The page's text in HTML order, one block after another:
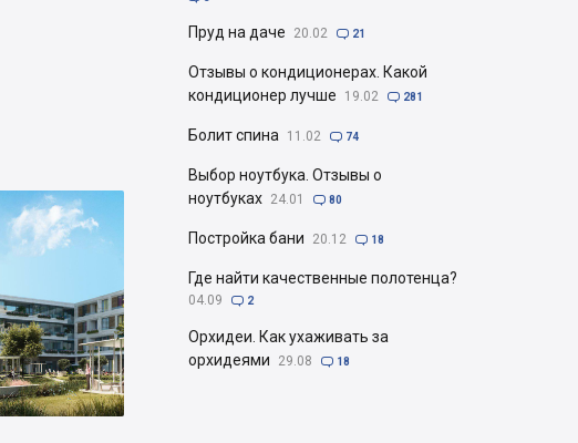
Пруд на даче 20.02  21
Отзывы о кондиционерах. Какой
кондиционер лучше
19.02  281
Болит спина 11.02  74
Выбор ноутбука. Отзывы о
ноутбуках 24.01  80
Постройка бани 20.12  18
Где найти качественные полотенца?
04.09  2
Орхидеи. Как ухаживать за
орхидеями
29.08  18